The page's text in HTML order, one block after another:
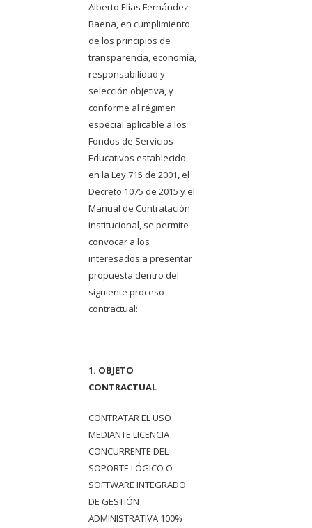
Alberto Elías Fernández
Baena, en cumplimiento
de los principios de
transparencia, economía,
responsabilidad y
selección objetiva, y
conforme al régimen
especial aplicable a los
Fondos de Servicios
Educativos establecido
en la Ley 715 de 2001, el
Decreto 1075 de 2015 y el
Manual de Contratación
institucional, se permite
convocar a los
interesados a presentar
propuesta dentro del
siguiente proceso
contractual:
1. OBJETO
CONTRACTUAL
CONTRATAR EL USO
MEDIANTE LICENCIA
CONCURRENTE DEL
SOPORTE LÓGICO O
SOFTWARE INTEGRADO
DE GESTIÓN
ADMINISTRATIVA 100%